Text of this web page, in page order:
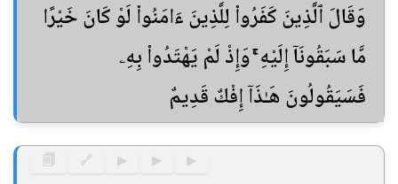
وَقَالَ ٱلَّذِينَ كَفَرُوا۟ لِلَّذِينَ ءَامَنُوا۟ لَوْ كَانَ خَيْرًا
مَّا سَبَقُونَآ إِلَيْهِ ۚ وَإِذْ لَمْ يَهْتَدُوا۟ بِهِۦ
فَسَيَقُولُونَ هَـٰذَآ إِفْكٌ قَدِيمٌ
▶
▶
▶
🔗
🗐